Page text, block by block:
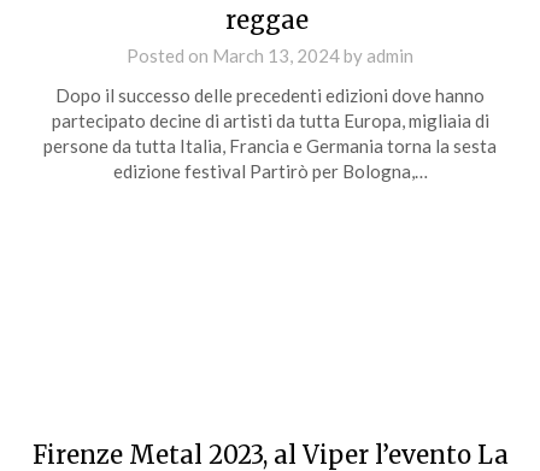
reggae
Posted on March 13, 2024by admin
Dopo il successo delle precedenti edizioni dove hanno
partecipato decine di artisti da tutta Europa, migliaia di
persone da tutta Italia, Francia e Germania torna la sesta
edizione festival Partirò per Bologna,…
Firenze Metal 2023, al Viper l’evento La